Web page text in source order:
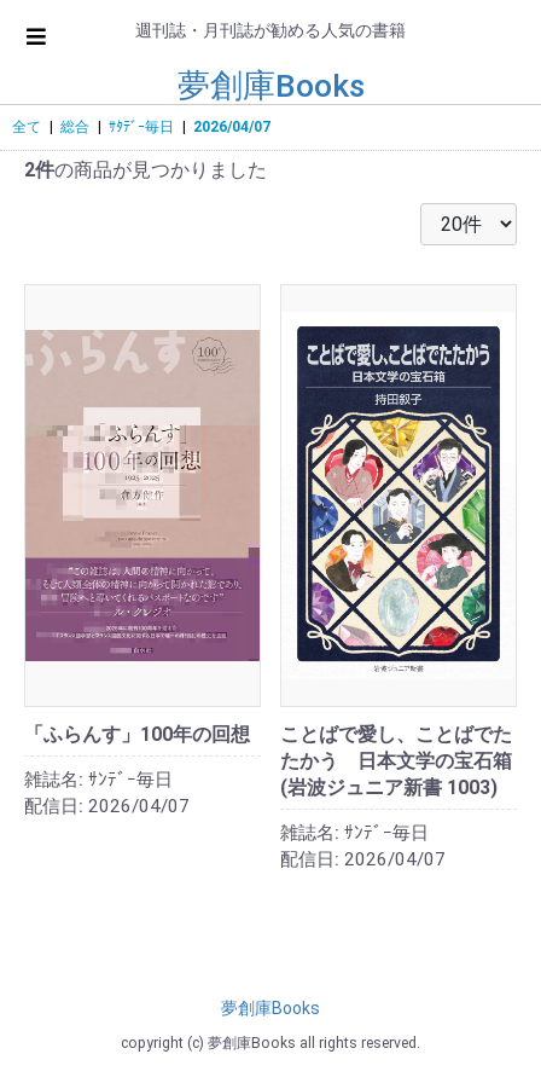
週刊誌・月刊誌が勧める人気の書籍
夢創庫Books
全て 総合 ｻﾀﾃﾞｰ毎日 2026/04/07
2件の商品が見つかりました
「ふらんす」100年の回想
雑誌名: ｻﾝﾃﾞｰ毎日
配信日: 2026/04/07
ことばで愛し、ことばでた
たかう 日本文学の宝石箱
(岩波ジュニア新書 1003)
雑誌名: ｻﾝﾃﾞｰ毎日
配信日: 2026/04/07
夢創庫Books
copyright (c) 夢創庫Books all rights reserved.